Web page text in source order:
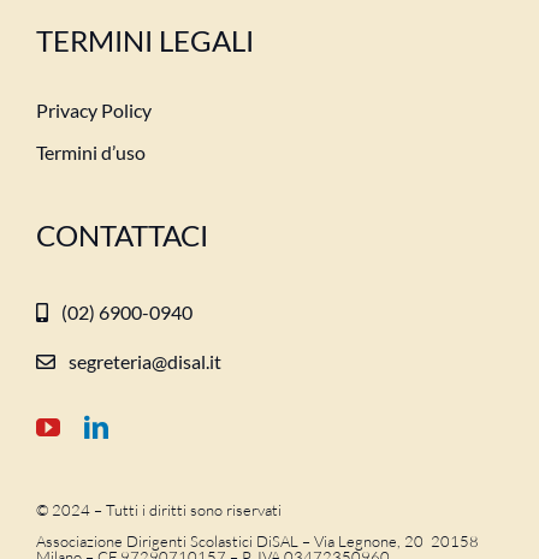
TERMINI LEGALI
Privacy Policy
Termini d’uso
CONTATTACI
(02) 6900-0940
segreteria@disal.it
© 2024 – Tutti i diritti sono riservati
Associazione Dirigenti Scolastici DiSAL – Via Legnone, 20 20158